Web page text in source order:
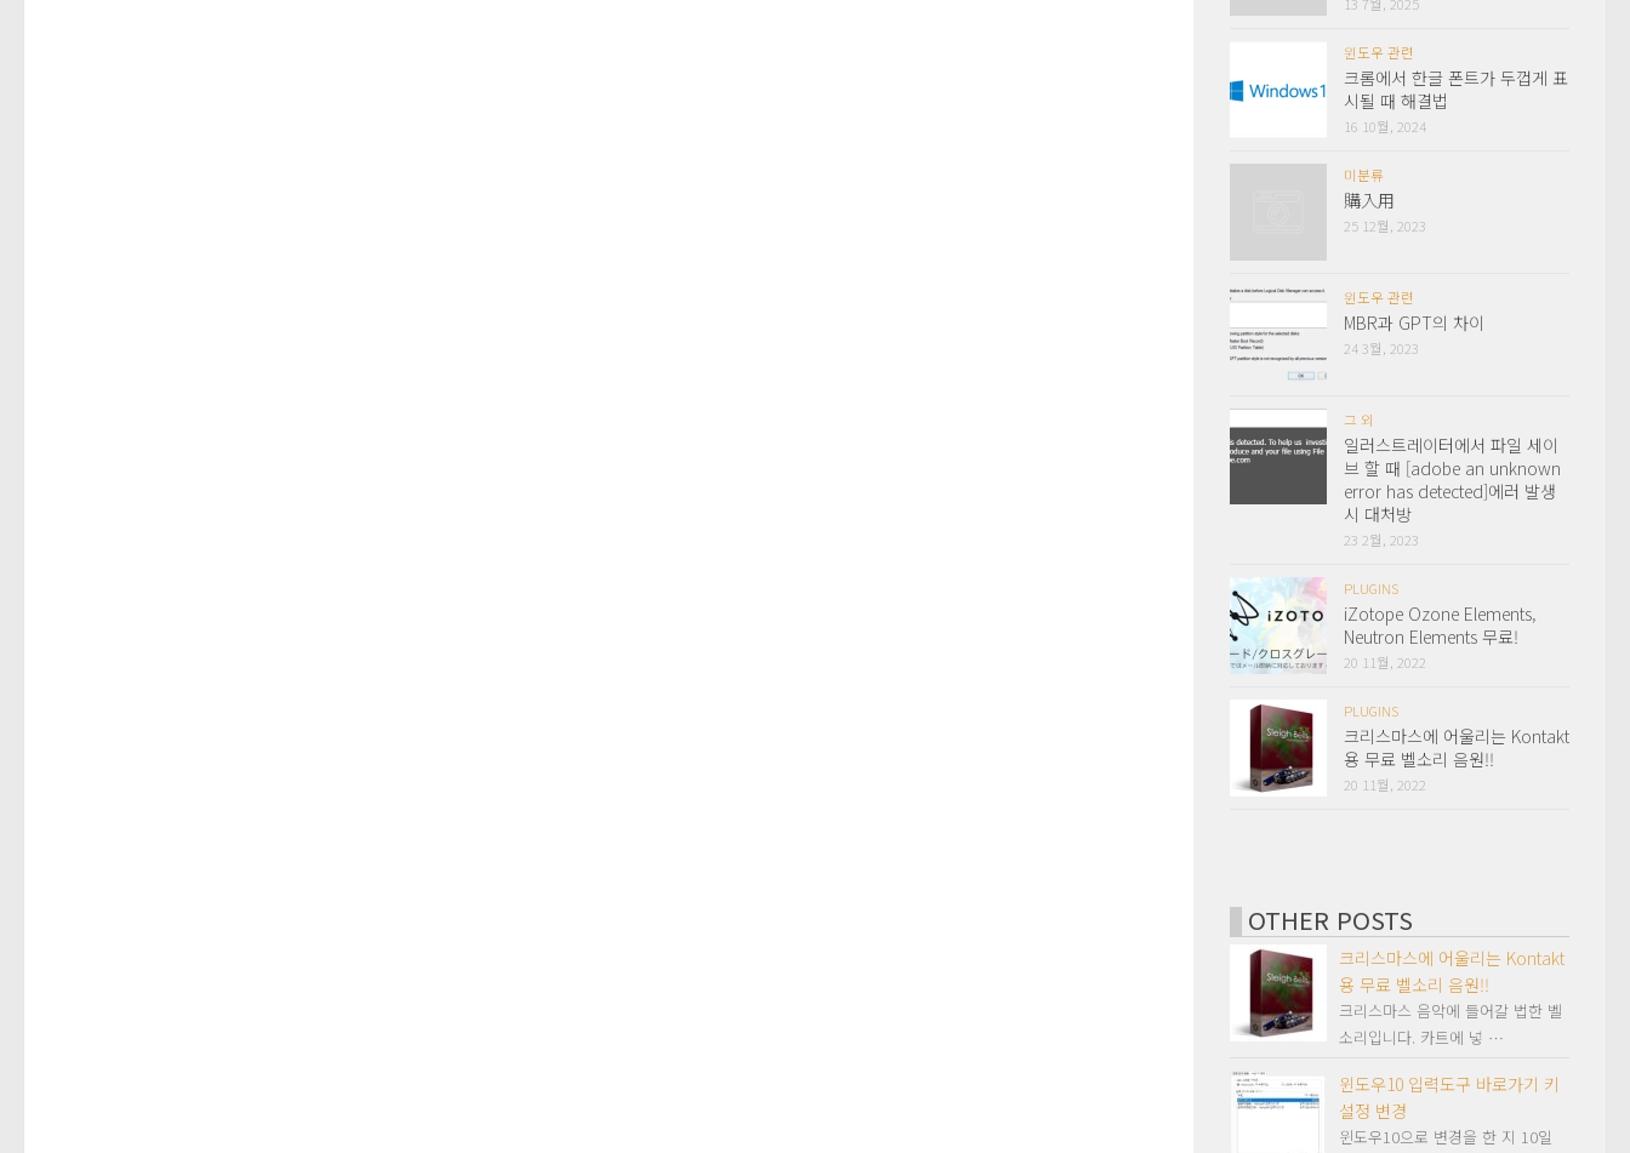
윈도우 관련
크롬에서 한글 폰트가 두껍게 표
시될 때 해결법
16 10월, 2024
미분류
購入用
25 12월, 2023
윈도우 관련
MBR과 GPT의 차이
24 3월, 2023
그 외
일러스트레이터에서 파일 세이
브 할 때 [adobe an unknown
error has detected]에러 발생
시 대처방
23 2월, 2023
PLUGINS
iZotope Ozone Elements,
Neutron Elements 무료!
20 11월, 2022
PLUGINS
크리스마스에 어울리는 Kontakt
용 무료 벨소리 음원!!
20 11월, 2022
OTHER POSTS
크리스마스에 어울리는 Kontakt
용 무료 벨소리 음원!!
크리스마스 음악에 들어갈 법한 벨
소리입니다. 카트에 넣 …
윈도우10 입력도구 바로가기 키
설정 변경
윈도우10으로 변경을 한 지 10일